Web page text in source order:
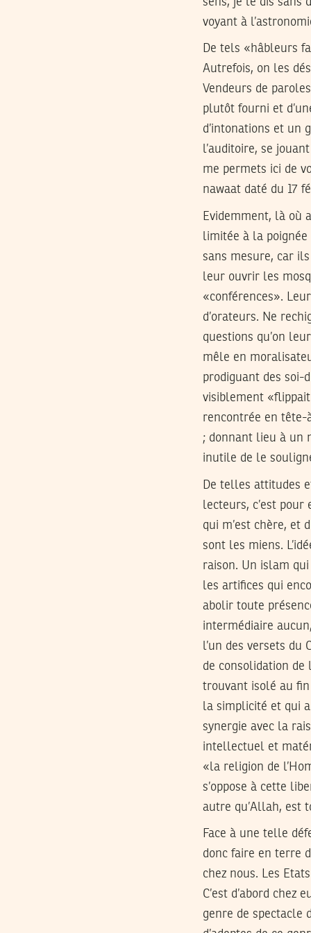
voyant à
De tels «hâbleurs
Autrefois, on les
Vendeurs de
plutôt fourni et
d’intonations et un
l’auditoire, se
me permets ici de
nawaat daté du 17
Evidemment, là où
limitée à la poignée
sans mesure, car
leur ouvrir les
«conférences».
d’orateurs. Ne
questions qu’on
mêle en
prodiguant des soi-
visiblement
rencontrée en tête-
; donnant lieu à un
inutile de le
De telles attitudes
lecteurs, c’est pour
qui m’est chère, et
sont les miens.
raison. Un islam
les artifices qui
abolir toute
intermédiaire
l’un des versets du
de consolidation
trouvant isolé au fin
la simplicité et qui
synergie avec la
intellectuel et
«la religion de
s’oppose à cette
autre qu’Allah, est
Face à une telle
donc faire en terre
chez nous. Les
C’est d’abord chez
genre de spectacle